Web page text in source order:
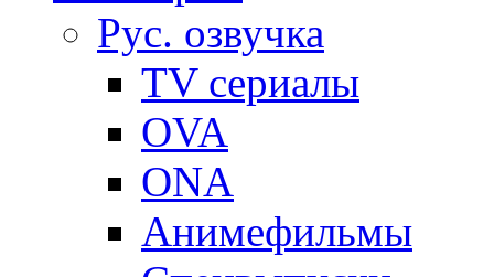
Рус. озвучка
TV сериалы
OVA
ONA
Анимефильмы